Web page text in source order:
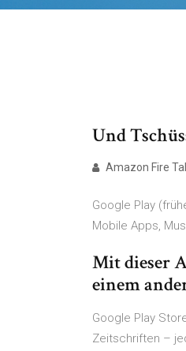
Und
Amazon Fire
Google Play
Mobile Apps,
Mit dieser
einem
Google Play
Zeitschriften –